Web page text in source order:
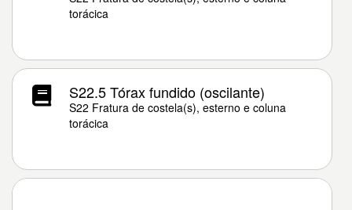
torácica
S22.5 Tórax fundido (oscilante)
S22 Fratura de costela(s), esterno e coluna
torácica